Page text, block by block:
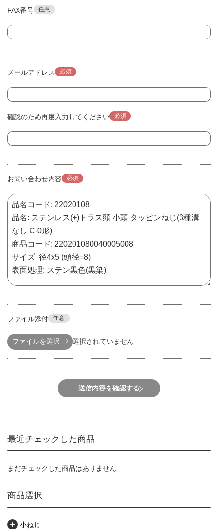
FAX番号 任意
メールアドレス 必須
確認のため再度入力してください 必須
お問い合わせ内容 必須
ファイル添付 任意
ファイルを選択 選択されていません
送信内容を確認する
最近チェックした商品
まだチェックした商品はありません
商品選択
小ねじ